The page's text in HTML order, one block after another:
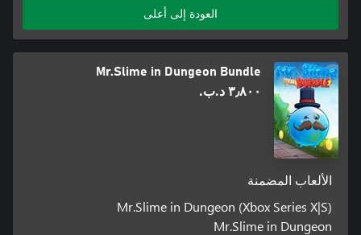
العودة إلى أعلى
Mr.Slime in Dungeon Bundle
٣٫٨٠٠ د.ب.‏
الألعاب المضمنة
Mr.Slime in Dungeon (Xbox Series X|S)
Mr.Slime in Dungeon